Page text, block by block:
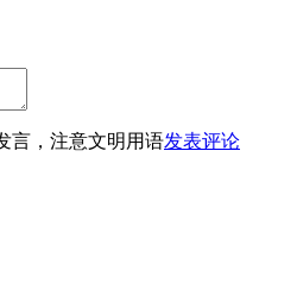
言，注意文明用语发表评论